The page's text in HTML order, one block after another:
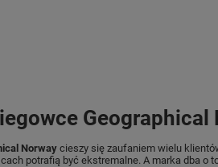
Geographical
Norwaycieszy się zaufaniem wielu
potrafią być ekstremalne. A marka dba o